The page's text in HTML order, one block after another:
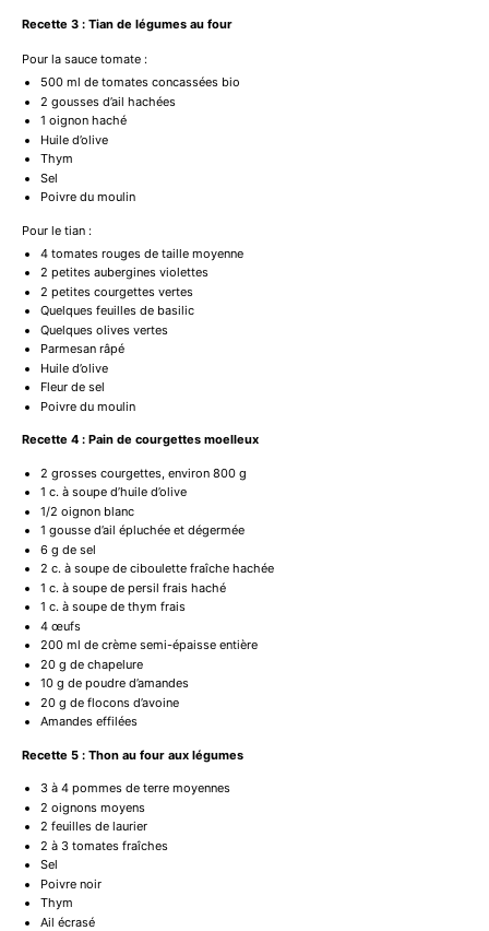
Recette 3 : Tian de légumes au four
Pour la sauce tomate :
500ml de tomates concassées bio
2 gousses d’ail hachées
1 oignon haché
Huile d’olive
Thym
Sel
Poivre du moulin
Pour le tian :
4tomates rouges de taille moyenne
2 petites aubergines violettes
2 petites courgettes vertes
Quelques feuilles de basilic
Quelques olives vertes
Parmesan râpé
Huile d’olive
Fleur de sel
Poivre du moulin
Recette 4 : Pain de courgettes moelleux
2 grosses courgettes, environ 800 g
1 c. à soupe d’huile d’olive
1/2 oignon blanc
1 gousse d’ail épluchée et dégermée
6 g de sel
2 c. à soupe de ciboulette fraîche hachée
1 c. à soupe de persil frais haché
1 c. à soupe de thym frais
4œufs
200ml de crème semi-épaisse entière
20 g de chapelure
10 g de poudre d’amandes
20 g de flocons d’avoine
Amandes effilées
Recette 5 : Thon au four aux légumes
3à 4 pommes de terre moyennes
2 oignons moyens
2 feuilles de laurier
2 à 3 tomates fraîches
Sel
Poivre noir
Thym
Ail écrasé